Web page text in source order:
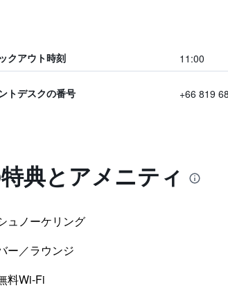
クアウト時刻 11:00
トデスクの番号 +66 819
典とアメニティ
ュノーケリング
ー／ラウンジ
料Wi-Fi